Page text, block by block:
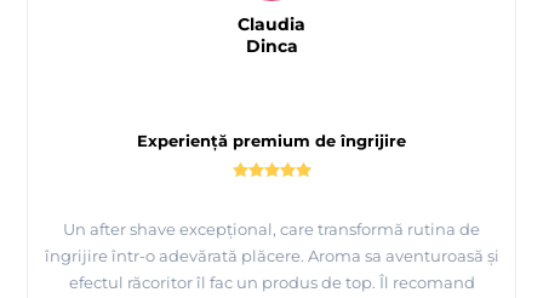
Experiență premium de îngrijire
Un after shave excepțional, care transformă rutina de
îngrijire într-o adevărată plăcere. Aroma sa aventuroasă și
efectul răcoritor îl fac un produs de top. Îl recomand
Claudia
Dinca